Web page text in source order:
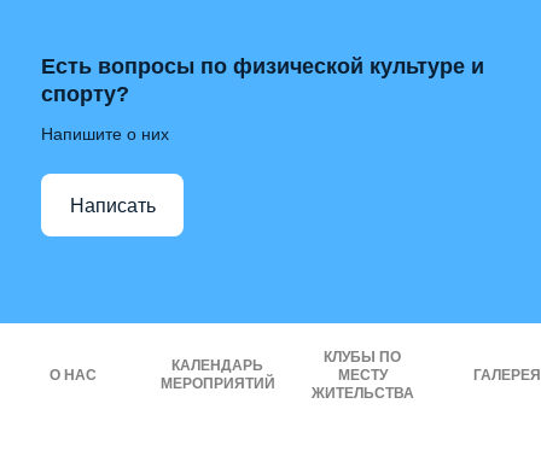
Есть вопросы по физической культуре и
спорту?
Напишите о них
Написать
О НАС
КАЛЕНДАРЬ
МЕРОПРИЯТИЙ
КЛУБЫ ПО
МЕСТУ
ЖИТЕЛЬСТВА
ГАЛЕРЕЯ